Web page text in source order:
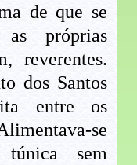
de que se
próprias
reverentes.
dos Santos
entre os
se
túnica sem